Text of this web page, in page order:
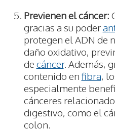
Previenen el cáncer:
gracias a su poder
protegen el ADN de
daño oxidativo,
de cáncer. Además,
contenido en fibra,
especialmente
cánceres
digestivo, como el
colon.